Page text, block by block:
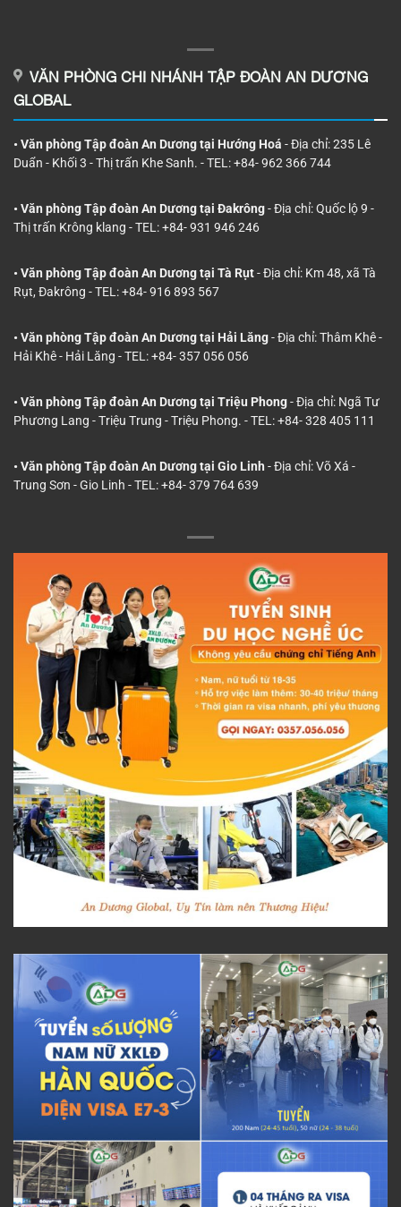
VĂN PHÒNG CHI NHÁNH TẬP ĐOÀN AN DƯƠNG
GLOBAL
• Văn phòng Tập đoàn An Dương tại Hướng Hoá - Địa chỉ: 235 Lê
Duẩn - Khối 3 - Thị trấn Khe Sanh. - TEL: +84- 962 366 744
• Văn phòng Tập đoàn An Dương tại Đakrông- Địa chỉ: Quốc lộ 9 -
Thị trấn Krông klang - TEL: +84- 931 946 246
• Văn phòng Tập đoàn An Dương tại Tà Rụt- Địa chỉ: Km 48, xã Tà
Rụt, Đakrông - TEL: +84- 916 893 567
• Văn phòng Tập đoàn An Dương tại Hải Lăng- Địa chỉ: Thâm Khê -
Hải Khê - Hải Lăng - TEL: +84- 357 056 056
• Văn phòng Tập đoàn An Dương tại Triệu Phong- Địa chỉ: Ngã Tư
Phương Lang - Triệu Trung - Triệu Phong. - TEL: +84- 328 405 111
• Văn phòng Tập đoàn An Dương tại Gio Linh - Địa chỉ: Võ Xá -
Trung Sơn - Gio Linh - TEL: +84- 379 764 639